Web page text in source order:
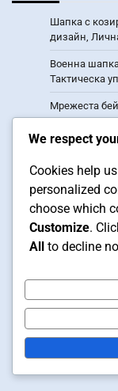
Шапка с
дизайн,
Военна
Тактическа
Мрежеста
Влияние на
Иконичен
идентичност
Регионални
гордост,
Архив
February 2026
January 2026
Related
We respect
Cookies help
personalized
choose which
Customize.
All to decline